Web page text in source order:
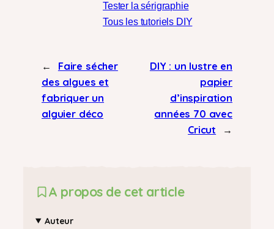
Tester la sérigraphie
Tous les tutoriels DIY
←
Faire sécher
des algues et
fabriquer un
alguier déco
DIY : un lustre en
papier
d’inspiration
années 70 avec
Cricut
→
A propos de cet article
Auteur